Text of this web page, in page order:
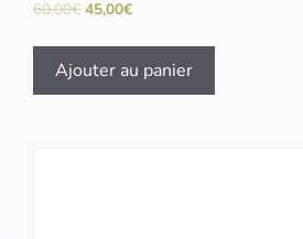
60,00€ 45,00€
Ajouter au panier